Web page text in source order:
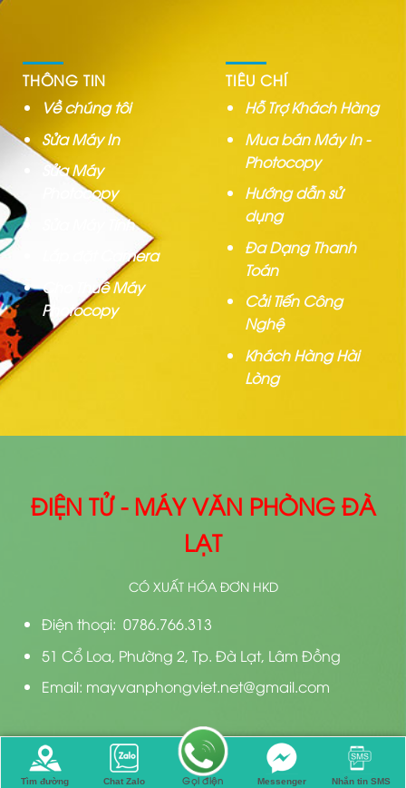
THÔNG TIN
Về chúng tôi
Sửa Máy In
Sửa Máy
Photocopy
Sửa Máy Tính
Lắp đặt Camera
Cho Thuê Máy
Photocopy
TIÊU CHÍ
Hỗ Trợ Khách Hàng
Mua bán Máy In -
Photocopy
Hướng dẫn sử
dụng
Đa Dạng Thanh
Toán
Cải Tiến Công
Nghệ
Khách Hàng Hài
Lòng
ĐIỆN TỬ - MÁY VĂN PHÒNG ĐÀ
LẠT
CÓ XUẤT HÓA ĐƠN HKD
Điện thoại: 0786.766.313
51 Cổ Loa, Phường 2, Tp. Đà Lạt, Lâm Đồng
Email: mayvanphongviet.net@gmail.com
Bản quyền 2026 © Thiết kế bởi Điện Tử Đà Lạt
Tìm đường Chat Zalo Gọi điện Messenger Nhắn tin SMS